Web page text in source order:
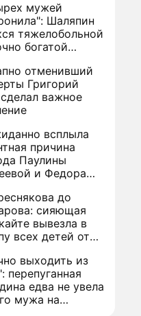
мужей
Шаляпин
тяжелобольной
богатой
отменивший
Григорий
важное
всплыла
причина
Паулины
и Федора
до
сияющая
вывезла в
всех детей от
выходить из
перепуганная
едва не увела
мужа на